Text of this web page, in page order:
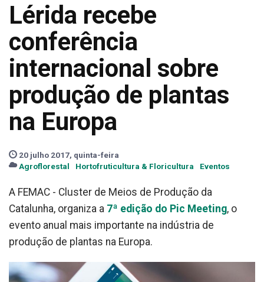
Lérida recebe
conferência
internacional sobre
produção de plantas
na Europa
20 julho 2017, quinta-feira
Agroflorestal
Hortofruticultura & Floricultura Eventos
A FEMAC - Cluster de Meios de Produção da
Catalunha, organiza a 7ª edição do Pic Meeting, o
evento anual mais importante na indústria de
produção de plantas na Europa.